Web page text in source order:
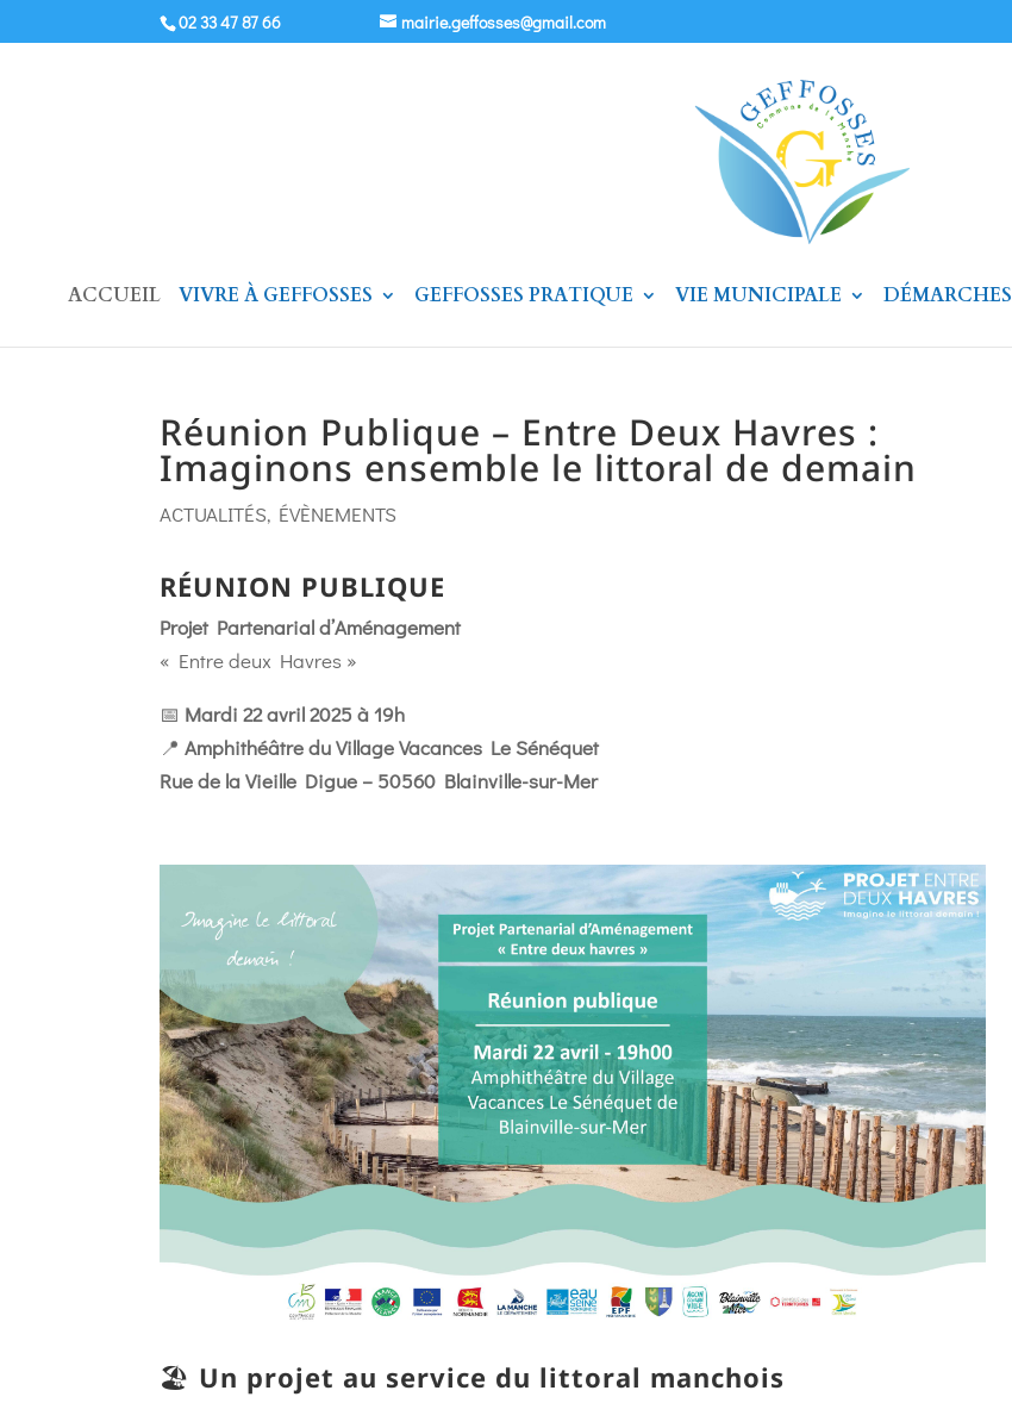
02 33 47 87 66 mairie.geffosses@gmail.com
ACCUEIL VIVRE À GEFFOSSES GEFFOSSES PRATIQUE VIE MUNICIPALE DÉMARCHES
Réunion Publique – Entre Deux Havres :
Imaginons ensemble le littoral de demain
ACTUALITÉS, ÉVÈNEMENTS
RÉUNION PUBLIQUE
Projet Partenarial d’Aménagement
« Entre deux Havres »
📅 Mardi 22 avril 2025 à 19h
📍Amphithéâtre du Village Vacances Le Sénéquet
Rue de la Vieille Digue – 50560 Blainville-sur-Mer
🏖️ Un projet au service du littoral manchois